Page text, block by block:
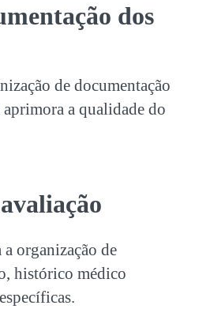
dos
de documentação
a qualidade do
a organização de
histórico médico